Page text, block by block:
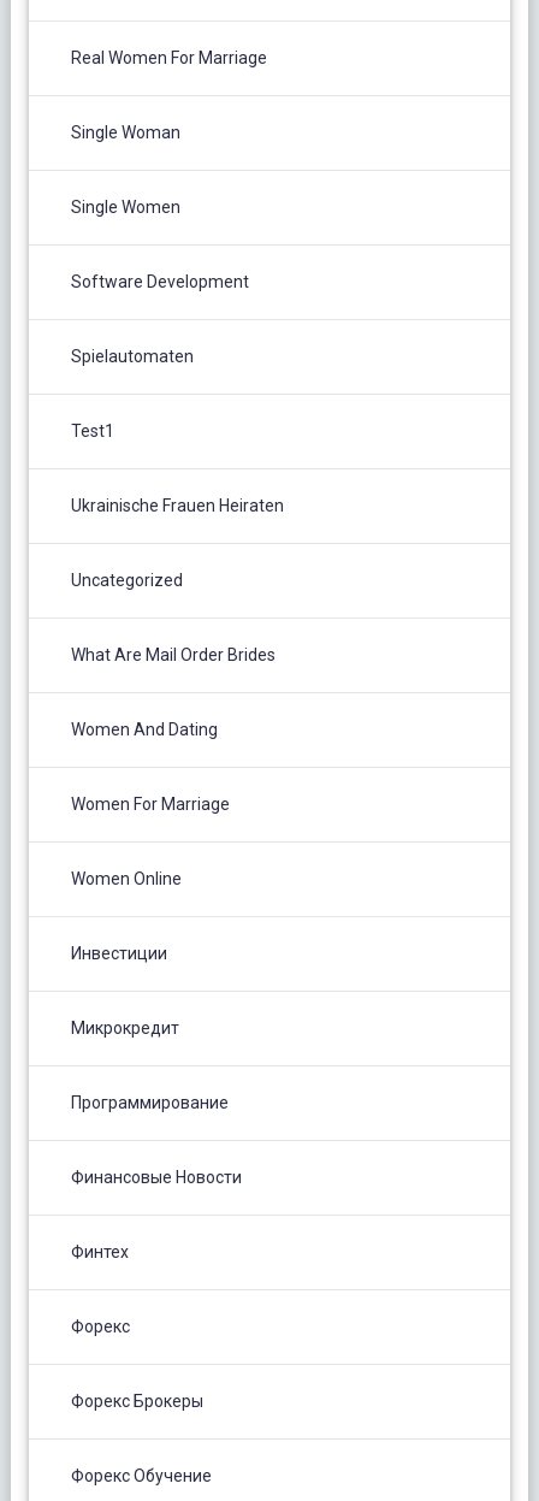
Real Women For Marriage
Single Woman
Single Women
Software Development
Spielautomaten
Test1
Ukrainische Frauen Heiraten
Uncategorized
What Are Mail Order Brides
Women And Dating
Women For Marriage
Women Online
Инвестиции
Микрокредит
Программирование
Финансовые Новости
Финтех
Форекс
Форекс Брокеры
Форекс Обучение